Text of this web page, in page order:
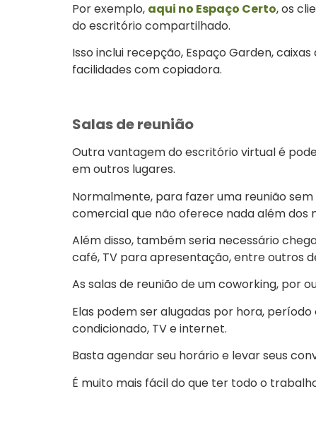
Por exemplo, aqui no Espaço Certo, os
do escritório compartilhado.
Isso inclui recepção, Espaço Garden,
facilidades com copiadora.
Salas de reunião
Outra vantagem do escritório virtual é
em outros lugares.
Normalmente, para fazer uma reunião
comercial que não oferece nada além dos
Além disso, também seria necessário
café, TV para apresentação, entre outros
As salas de reunião de um coworking, por
Elas podem ser alugadas por hora,
condicionado, TV e internet.
Basta agendar seu horário e levar seus
É muito mais fácil do que ter todo o